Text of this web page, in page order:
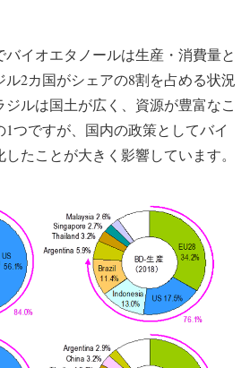
バイオエタノールは生産・消費量と
ル2カ国がシェアの8割を占める状況
ルは国土が広く、資源が豊富なこ
つですが、国内の政策としてバイ
たことが大きく影響しています。